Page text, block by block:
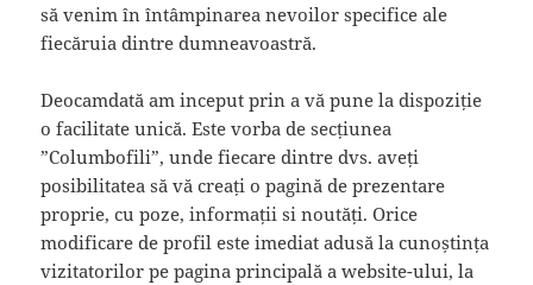
să venim în întâmpinarea nevoilor specifice ale
fiecăruia dintre dumneavoastră.
Deocamdată am inceput prin a vă pune la dispoziție
o facilitate unică. Este vorba de secțiunea
”Columbofili”, unde fiecare dintre dvs. aveți
posibilitatea să vă creați o pagină de prezentare
proprie, cu poze, informații si noutăți. Orice
modificare de profil este imediat adusă la cunoștința
vizitatorilor pe pagina principală a website-ului, la